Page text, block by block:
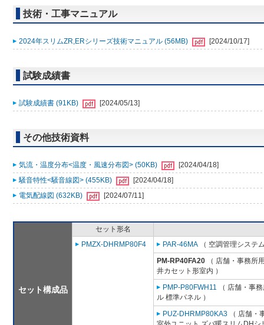
技術・工事マニュアル
2024年スリムZR,ERシリーズ技術マニュアル (56MB) [2024/10/17]
試験成績書
試験成績書 (91KB) [2024/05/13]
その他技術資料
気流・温度分布<温度・風速分布図> (50KB)
[2024/04/18]
騒音特性<騒音線図> (455KB)
[2024/04/18]
電気配線図 (632KB)
[2024/07/11]
セット構成品
セット形名
PMZX-DHRMP80F4
PAR-46MA （ 空調管理システ
PM-RP40FA20 （ 店舗・事務所
井カセット形室内 ）
PMP-P80FWH11 （ 店舗・事
ル 標準パネル ）
PUZ-DHRMP80KA3 （ 店舗・